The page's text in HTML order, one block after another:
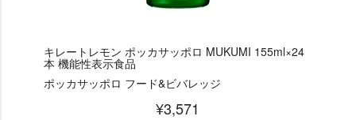
キレートレモン ポッカサッポロ MUKUMI 155ml×24
本 機能性表示食品
ポッカサッポロ フード&ビバレッジ
¥3,571